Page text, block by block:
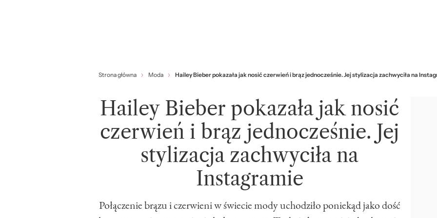
Strona główna Moda Hailey Bieber pokazała jak nosić czerwień i brąz jednocześnie. Jej stylizacja zachwyciła na
Hailey Bieber pokazała jak nosić
czerwień i brąz jednocześnie. Jej
stylizacja zachwyciła na
Instagramie
Połączenie brązu i czerwieni w świecie mody uchodziło poniekąd jako dość